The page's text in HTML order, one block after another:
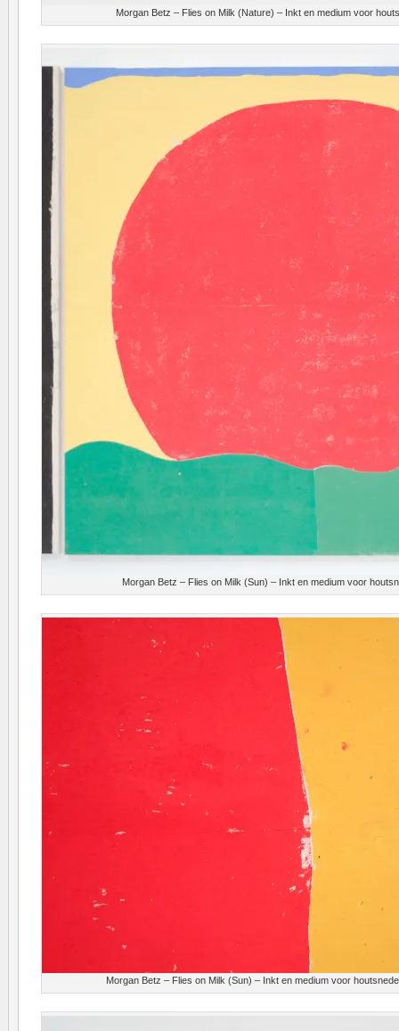
Morgan Betz – Flies on Milk (Nature) – Inkt en medium voor
Morgan Betz – Flies on Milk (Sun) – Inkt en medium voor
Morgan Betz – Flies on Milk (Sun) – Inkt en medium voor